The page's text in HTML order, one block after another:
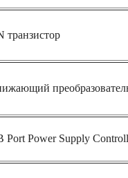
транзистор
Port Power Supply